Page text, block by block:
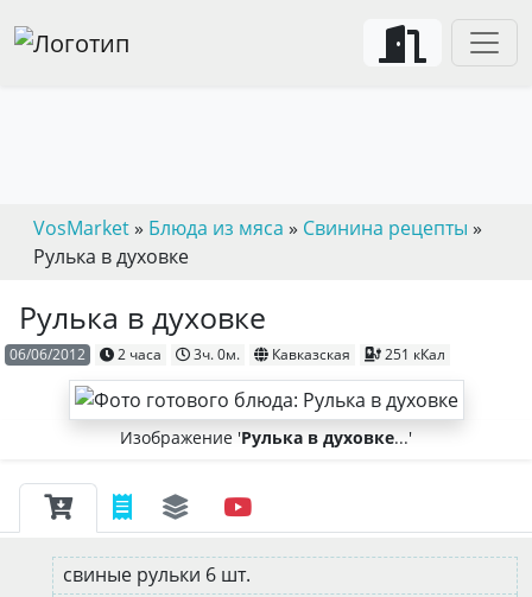
VosMarket» Блюда из мяса » Свинина рецепты »
Рулька в духовке
Рулька в духовке
06/06/2012 2 часа 3ч. 0м. Кавказская 251 кКал
Изображение 'Рулька в духовке...'
свиные рульки 6 шт.